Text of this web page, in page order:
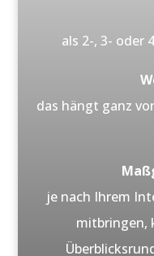
als 2-, 3- oder
das hängt ganz
je nach Ihrem
mitbringen,